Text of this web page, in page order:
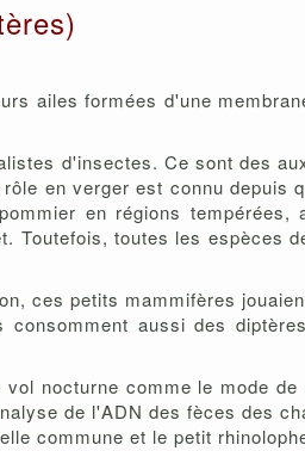
ailes formées d'une
d'insectes. Ce sont des
en verger est connu depuis
en régions
toutes les espèces
ces petits mammifères
consomment aussi des
nocturne comme le mode
de l'ADN des fèces des
commune et le petit